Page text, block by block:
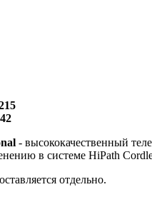
- высококачественный
в системе HiPath
отдельно.